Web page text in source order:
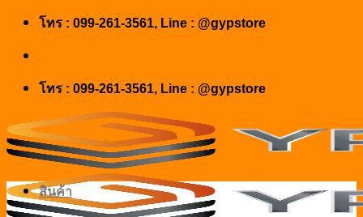
Skip
content
โทร : 099-261-3561, Line : @gypstore
โทร : 099-261-3561, Line : @gypstore
สินค้า